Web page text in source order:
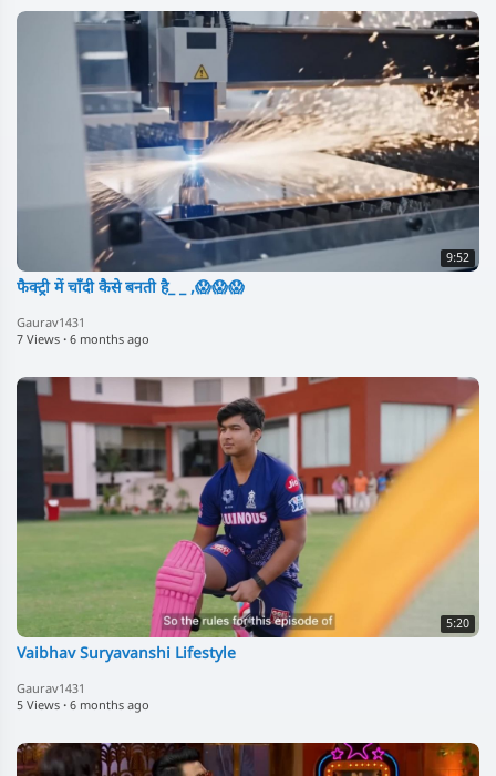
9:52
फैक्ट्री में चाँदी कैसे बनती है_ _ ,😱😱😱
Gaurav1431
7 Views · 6 months ago
5:20
Vaibhav Suryavanshi Lifestyle
Gaurav1431
5 Views · 6 months ago